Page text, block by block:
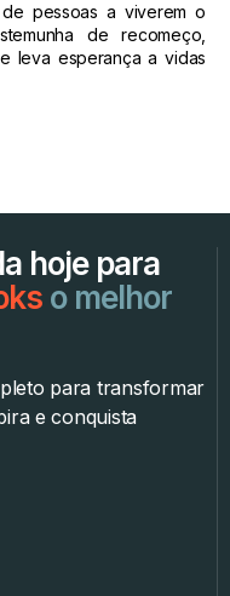
de pessoas a viverem o
de recomeço,
leva esperança a vidas
hoje para
o melhor
para transformar
e conquista